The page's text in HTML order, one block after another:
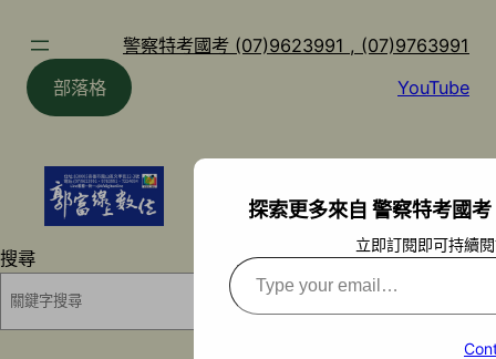
警察特考國考 (07)9623991 , (07)9763991
部落格
YouTube
搜尋
探索更多來自 警察特考國
立即訂閱即可持續
Type
your